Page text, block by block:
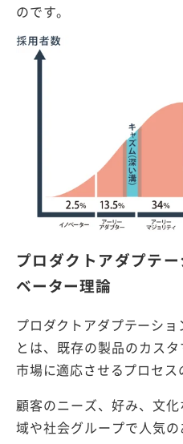
のです。
プロダクトアダプテ
ベーター理論
プロダクトアダプテーシ
とは、既存の製品のカス
市場に適応させるプロセス
顧客のニーズ、好み、文
域や社会グループで人気